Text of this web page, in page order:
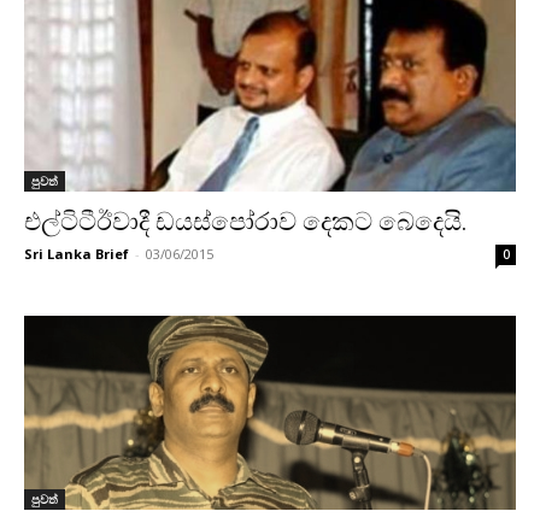
පුවත්
එල්ටිටීඊවාදී ඩයස්පෝරාව දෙකට බෙදෙයි.
Sri Lanka Brief - 03/06/2015 0
පුවත්